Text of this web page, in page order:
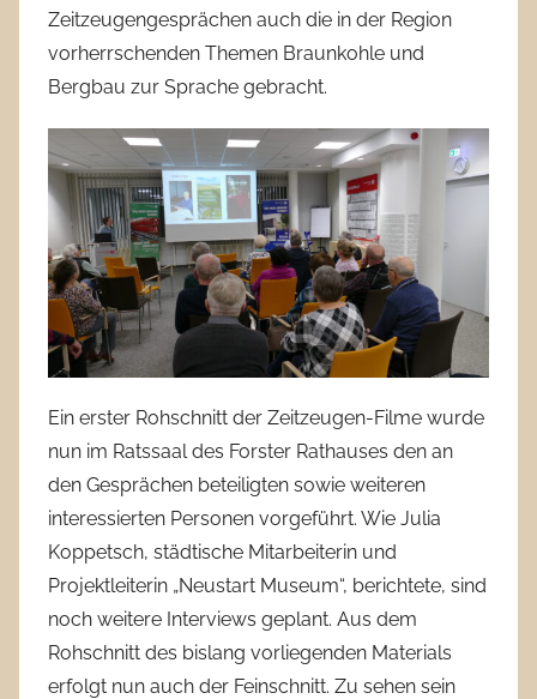
Zeitzeugengesprächen auch die in der Region
vorherrschenden Themen Braunkohle und
Bergbau zur Sprache gebracht.
Ein erster Rohschnitt der Zeitzeugen-Filme wurde
nun im Ratssaal des Forster Rathauses den an
den Gesprächen beteiligten sowie weiteren
interessierten Personen vorgeführt. Wie Julia
Koppetsch, städtische Mitarbeiterin und
Projektleiterin „Neustart Museum“, berichtete, sind
noch weitere Interviews geplant. Aus dem
Rohschnitt des bislang vorliegenden Materials
erfolgt nun auch der Feinschnitt. Zu sehen sein